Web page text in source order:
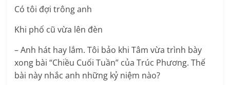
Có tôi đợi trông anh
Khi phố cũ vừa lên đèn
– Anh hát hay lắm. Tôi bảo khi Tâm vừa trình bày
xong bài “Chiều Cuối Tuần” của Trúc Phương. Thế
bài này nhắc anh những kỷ niệm nào?